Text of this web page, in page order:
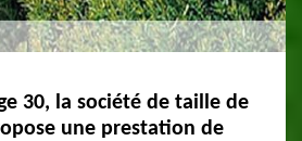
30, la société de taille de
une prestation de